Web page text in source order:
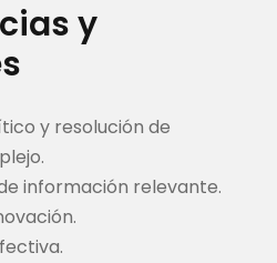
y
y resolución de
información relevante.